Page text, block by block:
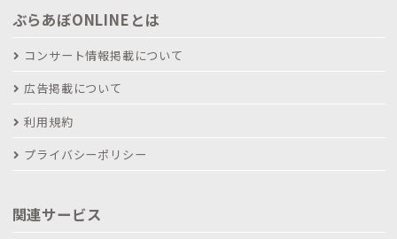
ぶらあぼONLINEとは
コンサート情報掲載について
広告掲載について
利用規約
プライバシーポリシー
関連サービス